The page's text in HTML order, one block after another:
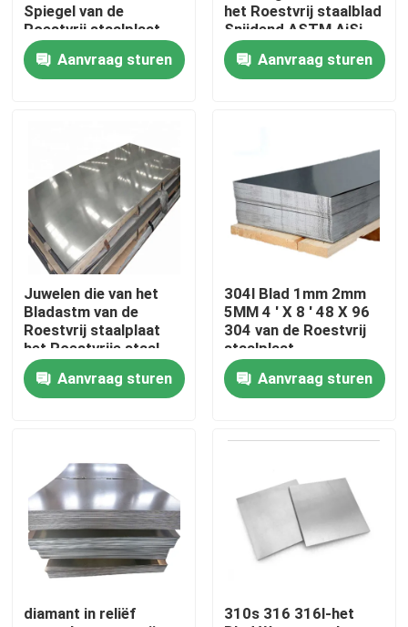
Producten
Ongeveer ons
Fabrieksreis
Kwaliteitscontrole
Contact de V.S.
Verzoek om een Citaat
roestvrij staal om buis
het blad van de roestvrij staalplaat
Spiegel van de
Roestvrij staalplaat
het Roestvrije
staalblad 304 Sus 304
Aanvraag sturen
het Roestvrij staalblad
Snijdend ASTM AiSi
SUS 201 304L 316
410 430Aanvraag sturen
Juwelen die van het
Bladastm van de
Roestvrij staalplaat
het Roestvrije staal
tot Blad 304 maken
Blad voor Ktv
Aanvraag sturen
304l Blad 1mm 2mm
5MM 4 ' X 8 ' 48 X 96
304 van de Roestvrij
staalplaat
Aanvraag sturen
diamant in reliëf
310s 316 316l-het